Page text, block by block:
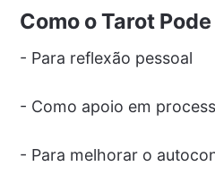
Como o Tarot
- Para reflexão pessoal
- Como apoio em
- Para melhorar o